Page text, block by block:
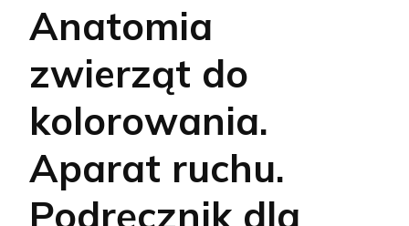
Anatomia
zwierząt do
kolorowania.
Aparat ruchu.
Podręcznik dla